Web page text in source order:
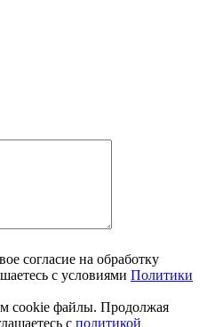
согласие на обработку
с условиями Политики
cookie файлы. Продолжая
с политикой